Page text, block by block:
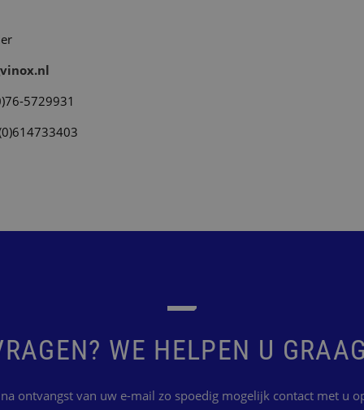
5729931
WE HELPEN U
ontvangst van uw e-mail zo spoedig mogelijk contact met u